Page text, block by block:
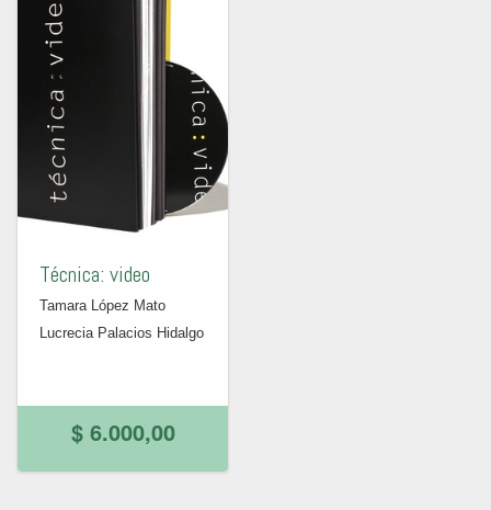
Técnica: video
Tamara López Mato
Lucrecia Palacios Hidalgo
$ 6.000,00